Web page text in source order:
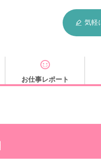
気軽
お仕事レポート